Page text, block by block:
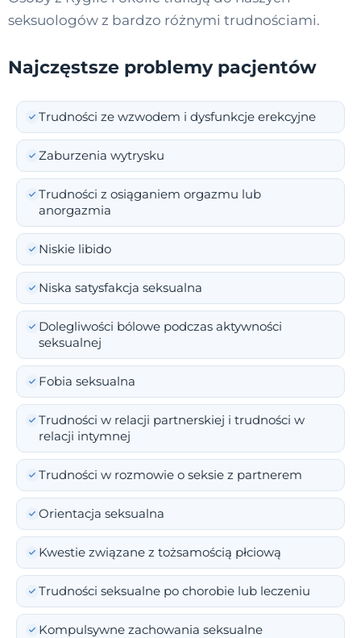
seksuologów z bardzo różnymi trudnościami.
Najczęstsze problemy pacjentów
Trudności ze wzwodem i dysfunkcje erekcyjne
Zaburzenia wytrysku
Trudności z osiąganiem orgazmu lub
anorgazmia
Niskie libido
Niska satysfakcja seksualna
Dolegliwości bólowe podczas aktywności
seksualnej
Fobia seksualna
Trudności w relacji partnerskiej i trudności w
relacji intymnej
Trudności w rozmowie o seksie z partnerem
Orientacja seksualna
Kwestie związane z tożsamością płciową
Trudności seksualne po chorobie lub leczeniu
Kompulsywne zachowania seksualne